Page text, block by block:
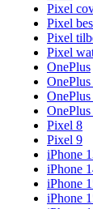
Pixel
Pixel
Pixel
Pixel
OnePlus
OnePlus
Pixel 8
Pixel 9
iPhone
iPhone
iPhone
iPhone